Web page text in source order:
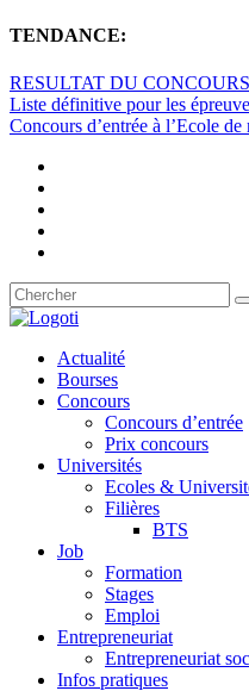
TENDANCE:
RESULTAT DU
Liste définitive pour les
Concours d’entrée à l’Ecole
Actualité
Bourses
Concours
Concours d’entrée
Prix concours
Universités
Ecoles &
Filières
BTS
Job
Formation
Stages
Emploi
Entrepreneuriat
Entrepreneuriat
Infos pratiques